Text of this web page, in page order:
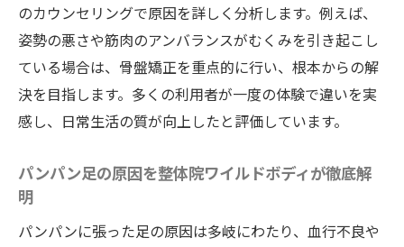
パンパン足もワイルドボディで軽やかに変
身
整体院ワイルドボディのだるさ対策の秘密
美脚への近道を整体院ワイルドボディで発見
す
整体院ワイルドボディが叶えるスッキリ美
のカウンセリングで原因を詳しく分析します。例えば、
姿勢の悪さや筋肉のアンバランスがむくみを引き起こし
ている場合は、骨盤矯正を重点的に行い、根本からの解
決を目指します。多くの利用者が一度の体験で違いを実
感し、日常生活の質が向上したと評価しています。
パンパン足の原因を整体院ワイルドボディが徹底解
明
パンパンに張った足の原因は多岐にわたり、血行不良や